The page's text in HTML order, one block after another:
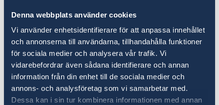
Denna webbplats använder cookies
Vi använder enhetsidentifierare för att anpassa innehållet
och annonserna till användarna, tillhandahålla funktioner
för sociala medier och analysera vår trafik. Vi
vidarebefordrar även sådana identifierare och annan
information från din enhet till de sociala medier och
annons- och analysföretag som vi samarbetar med.
Dessa kan i sin tur kombinera informationen med annan
如何在瑞典驻华大使馆递交申请
如何在瑞典驻上海总领事馆递交申请
要了解适用的规则，需要哪些文件以及如何申请，
请访问瑞典移民局官网 。